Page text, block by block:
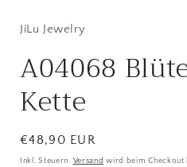
JiLu Jewelry
A04068
Kette
Normaler
Preis
€48,90 EUR
Inkl. Steuern. Versand wird beim Checkout